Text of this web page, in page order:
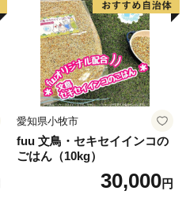
愛知県小牧市
fuu 文鳥・セキセイインコの
ごはん（10kg）
30,000円